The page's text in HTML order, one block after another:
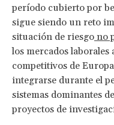
período cubierto por
sigue siendo un reto
situación de riesgo no
los mercados laborales
competitivos de
integrarse durante el
sistemas dominantes
proyectos de